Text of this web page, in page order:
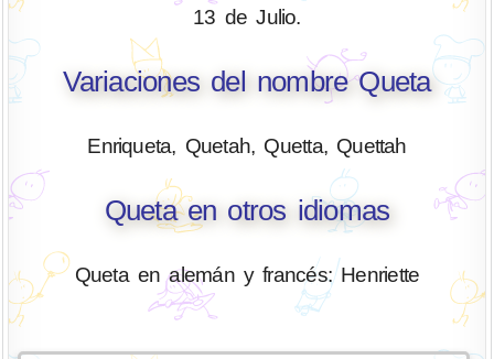
13 de Julio.
Variaciones del nombre Queta
Enriqueta, Quetah, Quetta, Quettah
Queta en otros idiomas
Queta en alemán y francés: Henriette